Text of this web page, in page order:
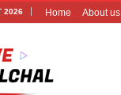
2026 Home About us